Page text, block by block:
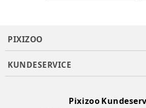
PIXIZOO
KUNDESERVICE
Pixizoo